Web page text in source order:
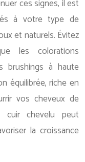
ces signes, il est
à votre type de
et naturels. Évitez
les colorations
brushings à haute
équilibrée, riche en
vos cheveux de
cuir chevelu peut
la croissance